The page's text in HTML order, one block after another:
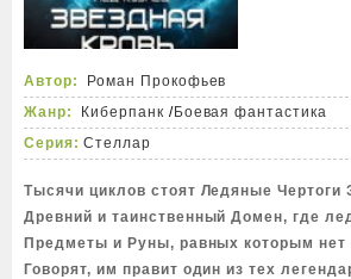
Автор:
Роман Прокофьев
Жанр:
Киберпанк /Боевая фантастика
Серия: Стеллар
Тысячи циклов стоят Ледяные Чертоги
Древний и таинственный Домен, где
Предметы и Руны, равных которым нет
Говорят, им правит один из тех